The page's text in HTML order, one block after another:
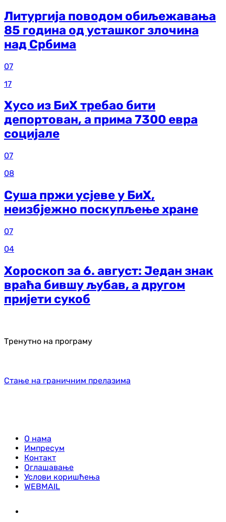
Литургија поводом обиљежавања
85 година од усташког злочина
над Србима
07
17
Хусо из БиХ требао бити
депортован, а прима 7300 евра
социјале
07
08
Суша пржи усјеве у БиХ,
неизбјежно поскупљење хране
07
04
Хороскоп за 6. август: Један знак
враћа бившу љубав, а другом
пријети сукоб
Тренутно на програму
Стање на граничним прелазима
О нама
Импресум
Контакт
Оглашавање
Услови коришћења
WEBMAIL